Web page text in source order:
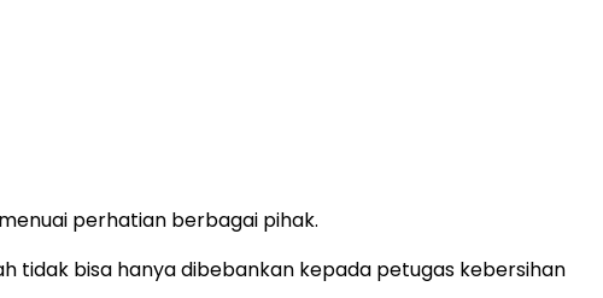
perhatian berbagai pihak.
tidak bisa hanya dibebankan kepada petugas kebersihan